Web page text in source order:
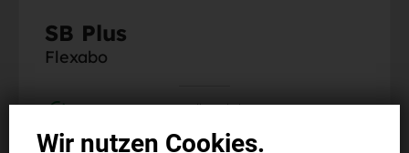
SB Plus
Flexabo
12 Monate zum Vorteilspreis lesen
Mit allen Plus-Artikeln auf unserer Webseite und in
Wir nutzen Cookies.